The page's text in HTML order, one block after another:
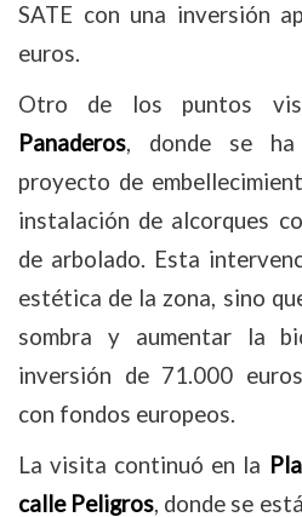
SATE con una inversión
euros.
Otro de los puntos
Panaderos, donde se
proyecto de
instalación de alcorques
de arbolado. Esta
estética de la zona, sino
sombra y aumentar la
inversión de 71.000
con fondos europeos.
La visita continuó en la
calle Peligros, donde se